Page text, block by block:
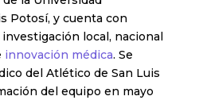
Potosí, y cuenta con
local, nacional
innovación médica. Se
del Atlético de San Luis
del equipo en mayo